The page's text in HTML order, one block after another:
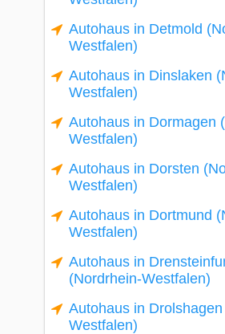
Autohaus in Detmold
Westfalen)
Autohaus in Dinslaken
Westfalen)
Autohaus in Dormagen
Westfalen)
Autohaus in Dorsten
Westfalen)
Autohaus in Dortmund
Westfalen)
Autohaus in
(Nordrhein-Westfalen)
Autohaus in
Westfalen)